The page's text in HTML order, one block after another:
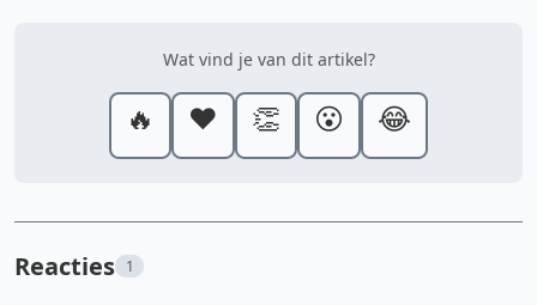
Wat vind je van dit artikel?
🔥 ❤️ 👏 😮 😂
Reacties 1